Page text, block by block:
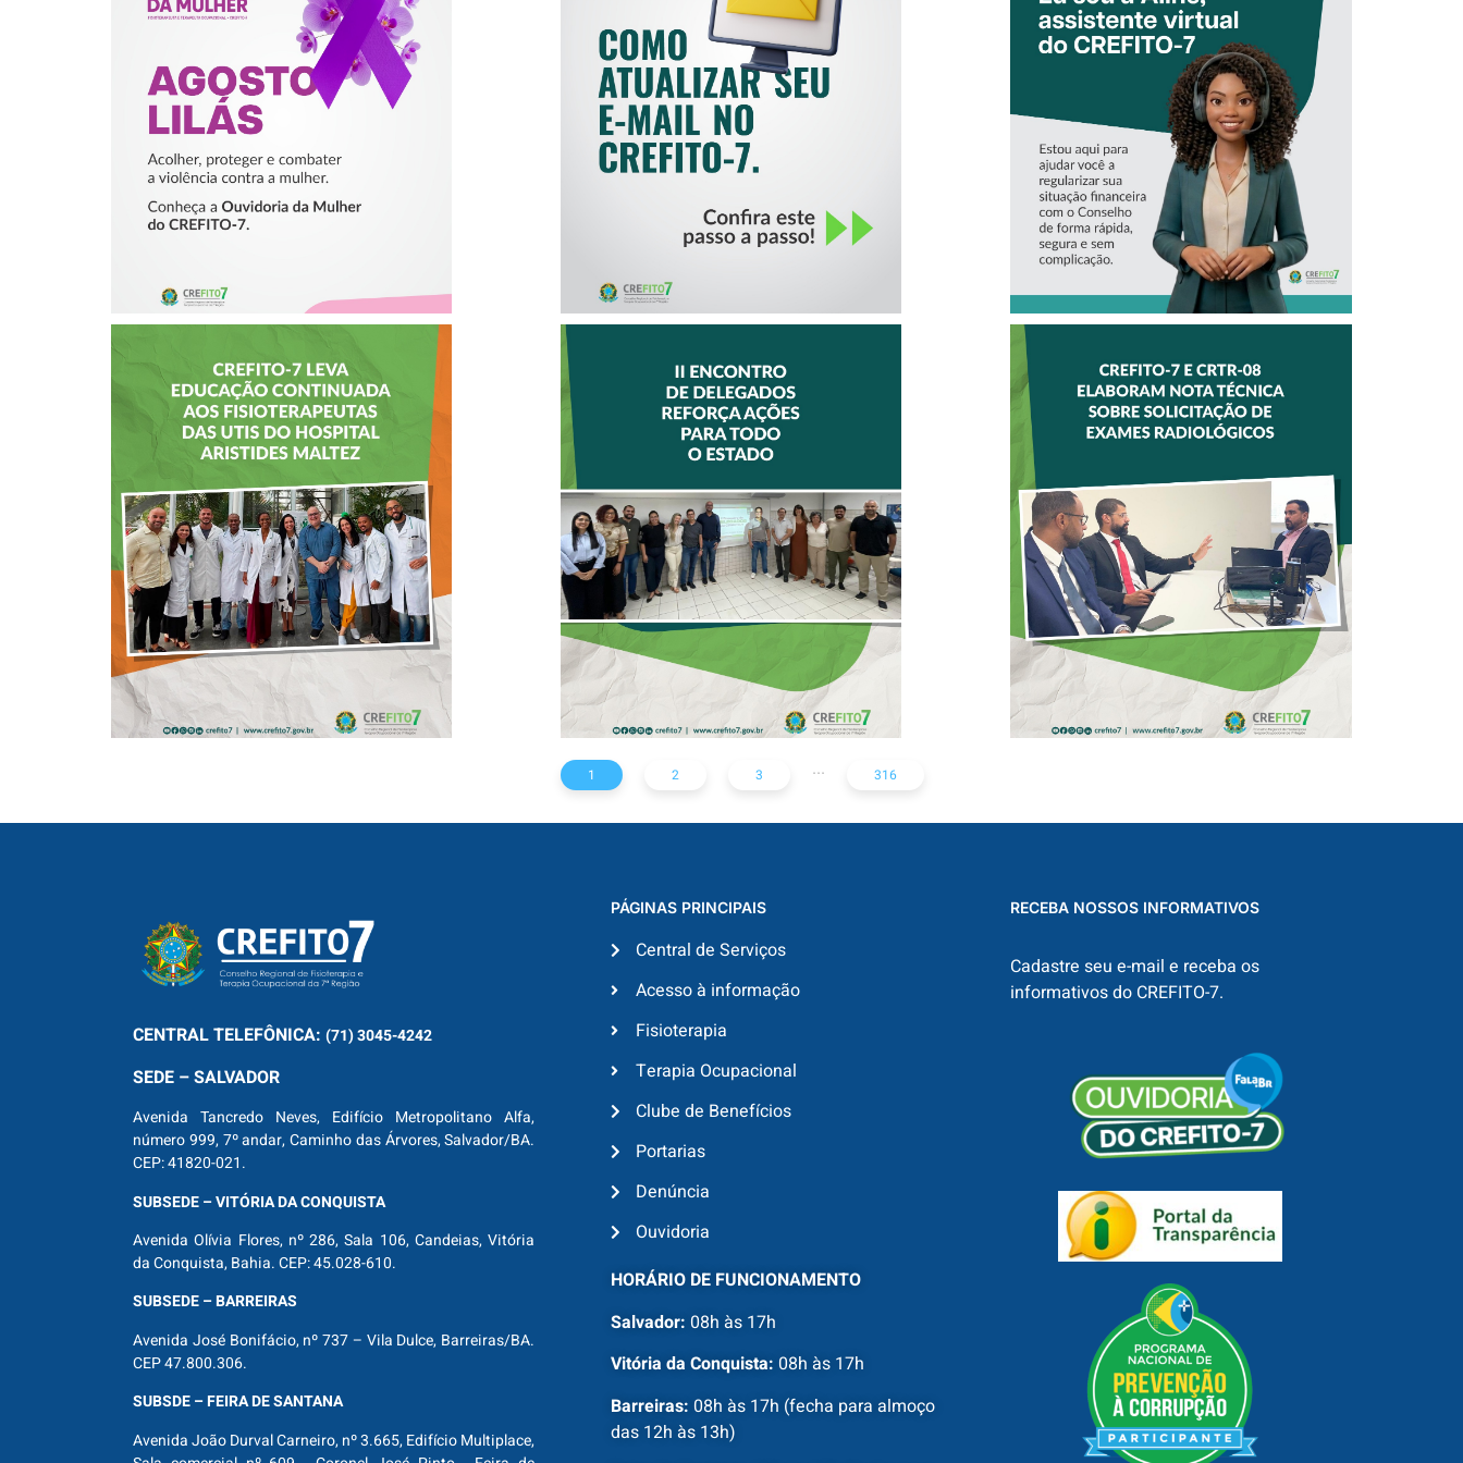
ACOLHER,
PROTEGER E
COMBATER A
VIOLÊNCIA
CONTRA A
MULHER
COMO ATUALIZAR
SEU E-MAIL NO
CREFITO-7
CONHEÇA A
‘ALINE’,
ASSISTENTE
VIRTUAL DO
CREFITO-7
CREFITO-7 LEVA
EDUCAÇÃO
CONTINUADA AOS
FISIOTERAPEUTAS
DAS UTIs DO
HOSPITAL
ARISTIDES
MALTEZ
II ENCONTRO DE
REFORÇA AÇÕES
PARA TODO O
ESTADO
CREFITO-7 E
CRTR-08 INICIAM
NOTA TÉCNICA
SOLICITAÇÃO DE
EXAMES
RADIOLÓGICOS
1 2 3 ... 316
CENTRALTELEFÔNICA: (71) 3045-4242
SEDE – SALVADOR
Avenida Tancredo Neves, Edifício Metropolitano Alfa,
número 999, 7º andar, Caminho das Árvores, Salvador/BA.
CEP: 41820-021.
SUBSEDE – VITÓRIA DA CONQUISTA
Avenida Olívia Flores, nº 286, Sala 106, Candeias, Vitória
da Conquista, Bahia. CEP: 45.028-610.
SUBSEDE – BARREIRAS
Avenida José Bonifácio, nº 737 – Vila Dulce, Barreiras/BA.
CEP 47.800.306.
SUBSDE – FEIRA DE SANTANA
Avenida João Durval Carneiro, nº 3.665, Edifício Multiplace,
PÁGINAS PRINCIPAIS
Central de Serviços
Acesso à informação
Fisioterapia
Terapia Ocupacional
Clube de Benefícios
Portarias
Denúncia
Ouvidoria
HORÁRIO DE FUNCIONAMENTO
Salvador: 08h às 17h
Vitória da Conquista: 08h às 17h
Barreiras: 08h às 17h (fecha para almoço
das 12h às 13h)
RECEBA NOSSOS INFORMATIVOS
Cadastre seu e-mail e receba os
informativos do CREFITO-7.